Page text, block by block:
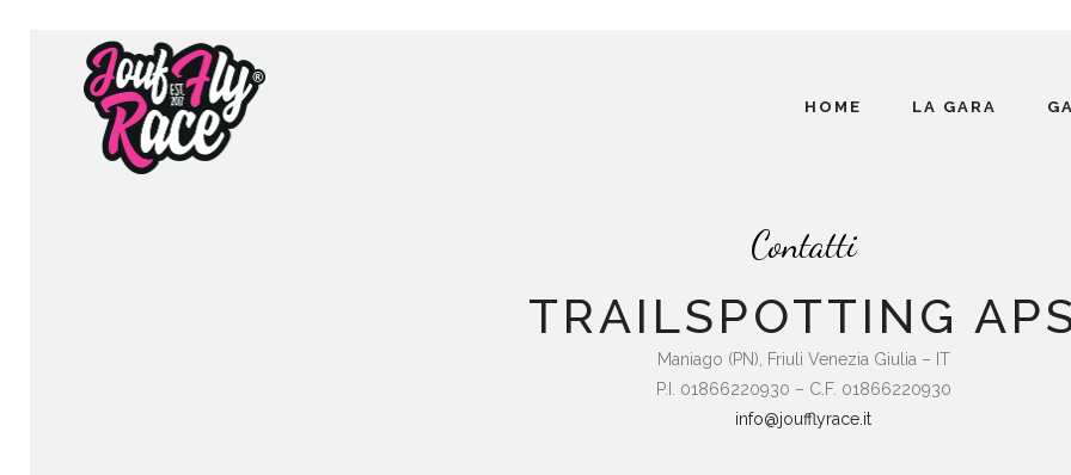
HOME LA GARA
Contatti
TRAILSPOTTING
Maniago (PN), Friuli Venezia Giulia – IT
P.I. 01866220930 – C.F. 01866220930
info@joufflyrace.it